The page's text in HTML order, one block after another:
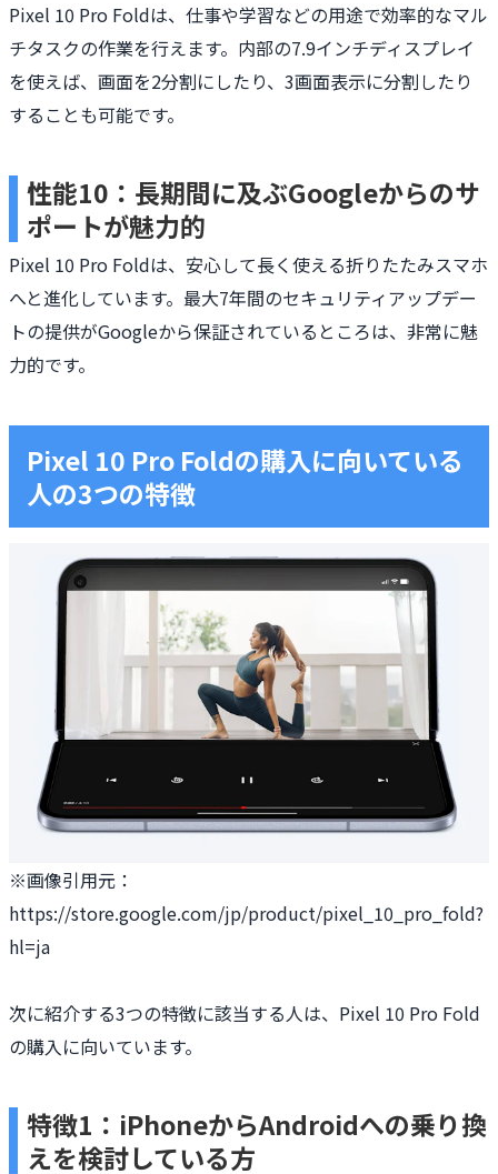
Pixel 10 Pro Foldは、仕事や学習などの用途で効率的なマル
チタスクの作業を行えます。内部の7.9インチディスプレイ
を使えば、画面を2分割にしたり、3画面表示に分割したり
することも可能です。
性能10：長期間に及ぶGoogleからのサ
ポートが魅力的
Pixel 10 Pro Foldは、安心して長く使える折りたたみスマホ
へと進化しています。最大7年間のセキュリティアップデー
トの提供がGoogleから保証されているところは、非常に魅
力的です。
Pixel 10 Pro Foldの購入に向いている
人の3つの特徴
※画像引用元：
https://store.google.com/jp/product/pixel_10_pro_fold?
hl=ja
次に紹介する3つの特徴に該当する人は、Pixel 10 Pro Fold
の購入に向いています。
特徴1：iPhoneからAndroidへの乗り換
えを検討している方